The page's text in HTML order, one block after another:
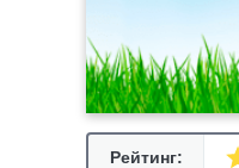
Рейтинг: